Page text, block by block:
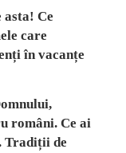
asta! Ce
care
în vacanțe
români. Ce ai
Tradiții de